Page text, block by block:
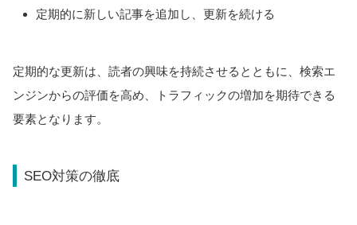
定期的に新しい記事を追加し、更新を続ける
定期的な更新は、読者の興味を持続させるとともに、検索エ
ンジンからの評価を高め、トラフィックの増加を期待できる
要素となります。
SEO対策の徹底